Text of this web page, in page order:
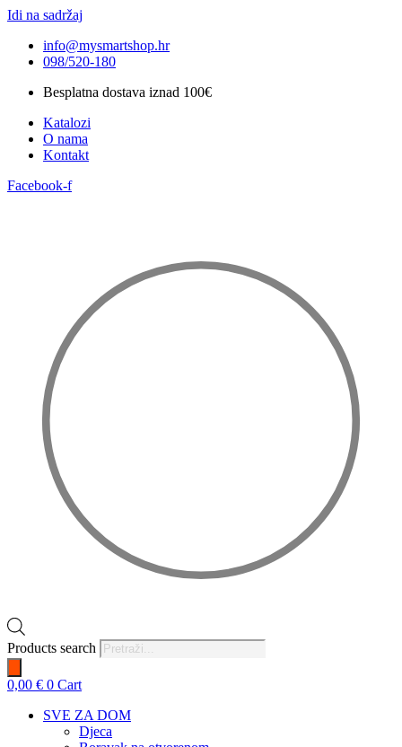
Idi na sadržaj
info@mysmartshop.hr
098/520-180
Besplatna dostava iznad 100€
Katalozi
O nama
Kontakt
Facebook-f
Products search
0,00 € 0 Cart
SVE ZA DOM
Djeca